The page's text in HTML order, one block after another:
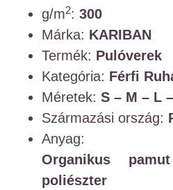
g/m2: 300
Márka: KARIBAN
Termék: Pulóverek
Kategória: Férfi
Méretek: S – M – L
Származási ország:
Anyag:
Organikus
poliészter